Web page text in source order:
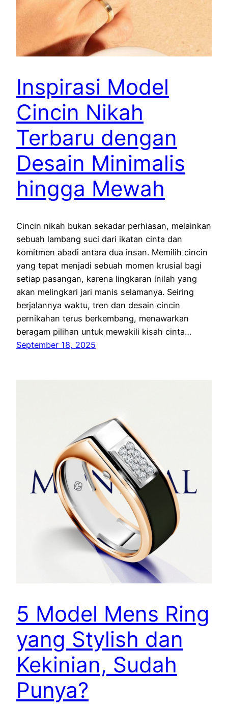
Inspirasi Model
Cincin Nikah
Terbaru dengan
Desain Minimalis
hingga Mewah
Cincin nikah bukan sekadar perhiasan, melainkan
sebuah lambang suci dari ikatan cinta dan
komitmen abadi antara dua insan. Memilih cincin
yang tepat menjadi sebuah momen krusial bagi
setiap pasangan, karena lingkaran inilah yang
akan melingkari jari manis selamanya. Seiring
berjalannya waktu, tren dan desain cincin
pernikahan terus berkembang, menawarkan
beragam pilihan untuk mewakili kisah cinta…
September 18, 2025
5 Model Mens Ring
yang Stylish dan
Kekinian, Sudah
Punya?